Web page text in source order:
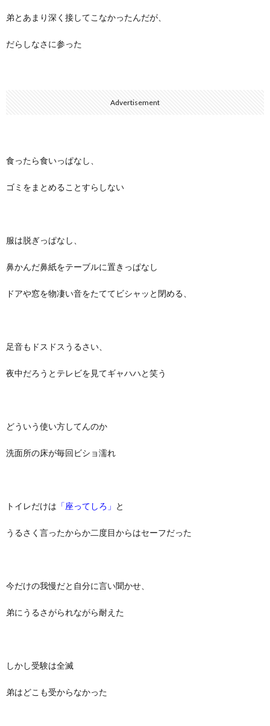
弟とあまり深く接してこなかったんだが、
だらしなさに参った
Advertisement
食ったら食いっぱなし、
ゴミをまとめることすらしない
服は脱ぎっぱなし、
鼻かんだ鼻紙をテーブルに置きっぱなし
ドアや窓を物凄い音をたててビシャッと閉める、
足音もドスドスうるさい、
夜中だろうとテレビを見てギャハハと笑う
どういう使い方してんのか
洗面所の床が毎回ビショ濡れ
トイレだけは 「座ってしろ」 と
うるさく言ったからか二度目からはセーフだった
今だけの我慢だと自分に言い聞かせ、
弟にうるさがられながら耐えた
しかし受験は全滅
弟はどこも受からなかった